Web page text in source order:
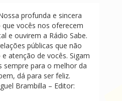
profunda e sincera
vocês nos oferecem
e ouvirem a Rádio Sabe.
públicas que não
atenção de vocês. Sigam
sempre para o melhor da
dá para ser feliz.
Brambilla – Editor: